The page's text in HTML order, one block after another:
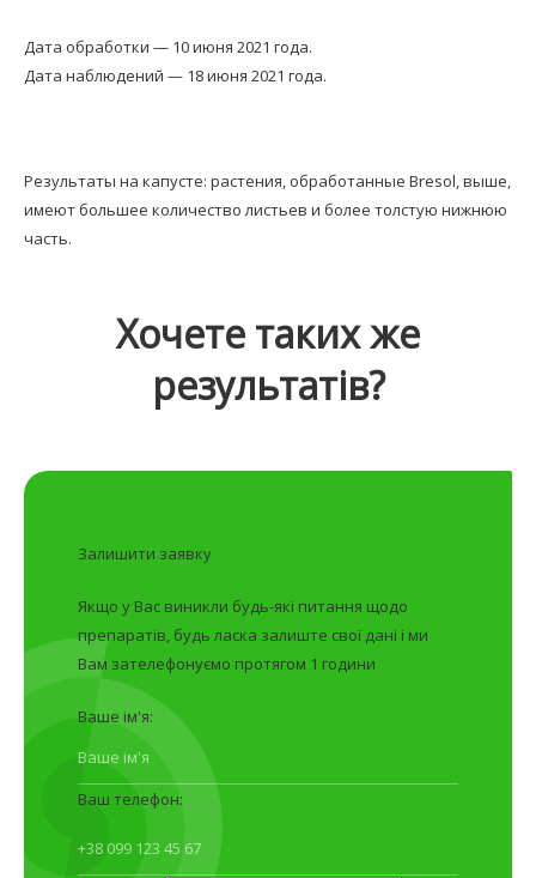
Дата обработки — 10 июня 2021 года.
Дата наблюдений — 18 июня 2021 года.
Результаты на капусте: растения, обработанные Bresol, выше,
имеют большее количество листьев и более толстую нижнюю
часть.
Хочете таких же
результатів?
Залишити заявку
Якщо у Вас виникли будь-які питання щодо
препаратів, будь ласка залиште свої дані і ми
Вам зателефонуємо протягом 1 години
Ваше ім'я:
Ваш телефон: